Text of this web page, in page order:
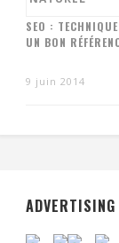
SEO :
UN BON
9 juin 2014